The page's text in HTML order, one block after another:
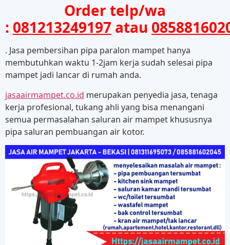
Order telp/wa
: 081213249197 atau
. Jasa pembersihan pipa paralon mampet hanya
membutuhkan waktu 1-2jam kerja sudah selesai pipa
mampet jadi lancar di rumah anda.
jasaairmampet.co.id merupakan penyedia jasa, tenaga
kerja profesional, tukang ahli yang bisa menangani
semua permasalahan saluran air mampet khususnya
pipa saluran pembuangan air kotor.